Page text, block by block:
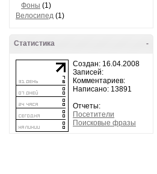
Фоны (1)
Велосипед (1)
-
Статистика
Создан: 16.04.2008
Записей:
Комментариев:
Написано: 13891
Отчеты:
Посетители
Поисковые фразы